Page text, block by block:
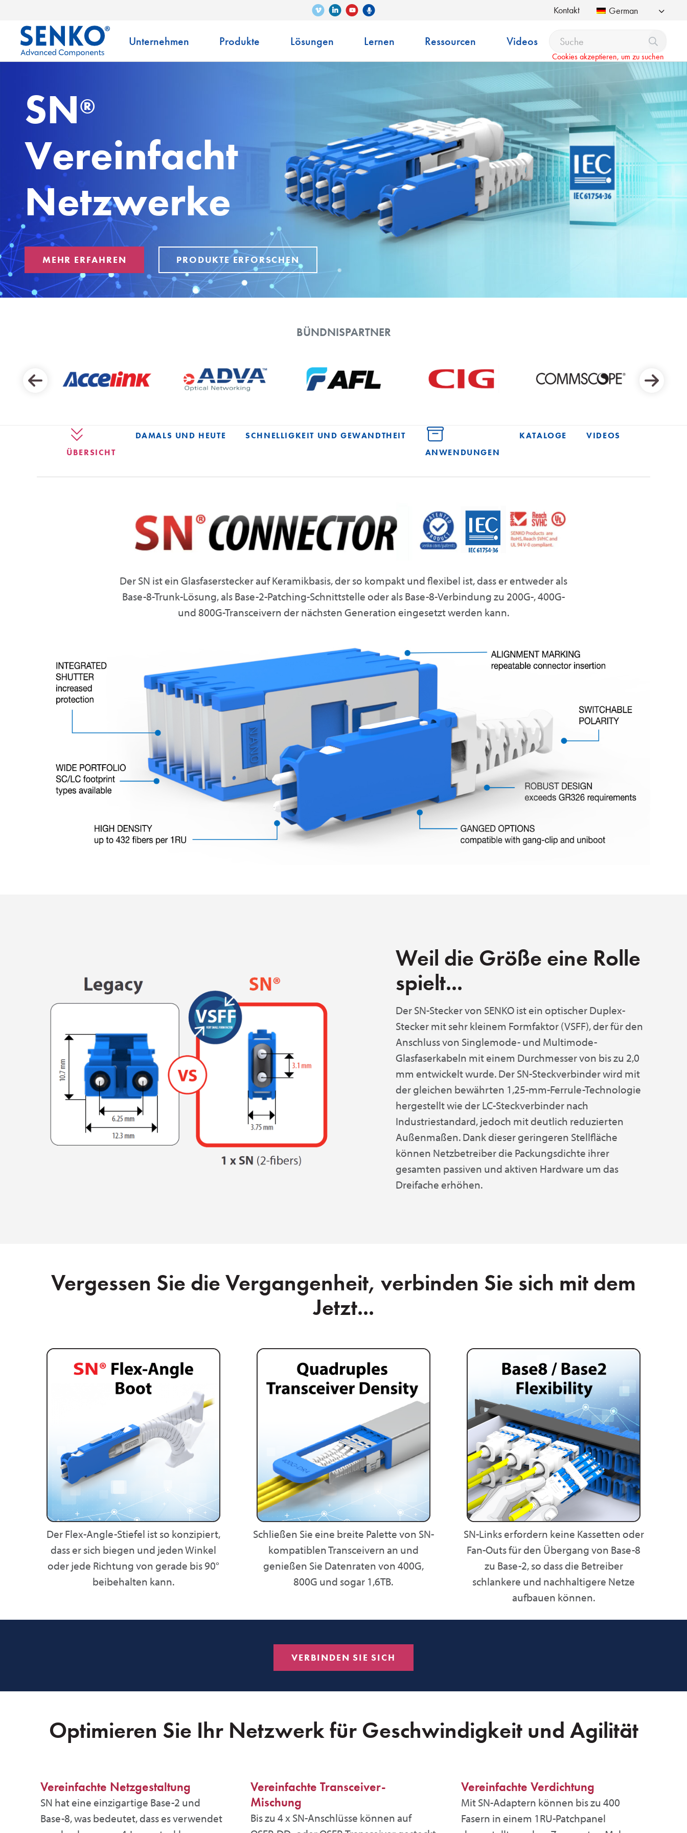
VimeoLinkedIn
YouTubeSenko-Podcast Kontakt German
Unternehmen Produkte Lösungen Lernen Ressourcen Videos
Cookies akzeptieren, um zu suchen
SN®
Vereinfacht
Netzwerke
MEHR ERFAHREN PRODUKTE ERFORSCHEN
BÜNDNISPARTNER
ÜBERSICHT
DAMALS UND HEUTE
SCHNELLIGKEIT UND GEWANDTHEIT
ANWENDUNGEN
KATALOGE VIDEOS
Der SN ist ein Glasfaserstecker auf Keramikbasis, der so kompakt und flexibel ist, dass er entweder als
Base-8-Trunk-Lösung, als Base-2-Patching-Schnittstelle oder als Base-8-Verbindung zu 200G-, 400G-
und 800G-Transceivern der nächsten Generation eingesetzt werden kann.
Weil die Größe eine Rolle
spielt...
Der SN-Stecker von SENKO ist ein optischer Duplex-
Stecker mit sehr kleinem Formfaktor (VSFF), der für den
Anschluss von Singlemode- und Multimode-
Glasfaserkabeln mit einem Durchmesser von bis zu 2,0
mm entwickelt wurde. Der SN-Steckverbinder wird mit
der gleichen bewährten 1,25-mm-Ferrule-Technologie
hergestellt wie der LC-Steckverbinder nach
Industriestandard, jedoch mit deutlich reduzierten
Außenmaßen. Dank dieser geringeren Stellfläche
können Netzbetreiber die Packungsdichte ihrer
gesamten passiven und aktiven Hardware um das
Dreifache erhöhen.
Vergessen Sie die Vergangenheit, verbinden Sie sich mit dem
Jetzt...
Der Flex-Angle-Stiefel ist so konzipiert,
dass er sich biegen und jeden Winkel
oder jede Richtung von gerade bis 90°
beibehalten kann.
Schließen Sie eine breite Palette von SN-
kompatiblen Transceivern an und
genießen Sie Datenraten von 400G,
800G und sogar 1,6TB.
SN-Links erfordern keine Kassetten oder
Fan-Outs für den Übergang von Base-8
zu Base-2, so dass die Betreiber
schlankere und nachhaltigere Netze
aufbauen können.
VERBINDEN SIE SICH
Optimieren Sie Ihr Netzwerk für Geschwindigkeit und Agilität
Vereinfachte Netzgestaltung
SN hat eine einzigartige Base-2 und
Base-8, was bedeutet, dass es verwendet
Vereinfachte Transceiver-
Mischung
Bis zu 4 x SN-Anschlüsse können auf
Vereinfachte Verdichtung
Mit SN-Adaptern können bis zu 400
Fasern in einem 1RU-Patchpanel